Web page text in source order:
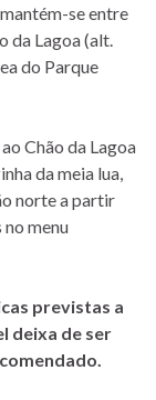
se entre
da Lagoa (alt.
do Parque
Chão da Lagoa
da meia lua,
norte a partir
menu
previstas a
deixa de ser